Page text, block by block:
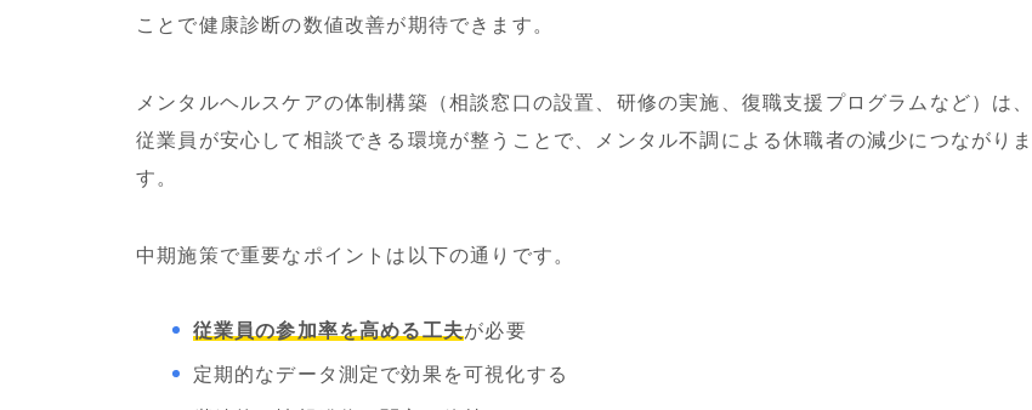
ことで健康診断の数値改善が期待できます。
メンタルヘルスケアの体制構築（相談窓口の設置、研修の実施、復職支援プログラムなど）は、
従業員が安心して相談できる環境が整うことで、メンタル不調による休職者の減少につながりま
す。
中期施策で重要なポイントは以下の通りです。
従業員の参加率を高める工夫が必要
定期的なデータ測定で効果を可視化する